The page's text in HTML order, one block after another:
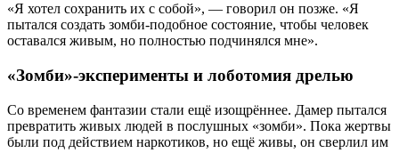
«Я хотел сохранить их с собой», — говорил он позже. «Я
пытался создать зомби-подобное состояние, чтобы человек
оставался живым, но полностью подчинялся мне».
«Зомби»-эксперименты и лоботомия дрелью
Со временем фантазии стали ещё изощрённее. Дамер пытался
превратить живых людей в послушных «зомби». Пока жертвы
были под действием наркотиков, но ещё живы, он сверлил им